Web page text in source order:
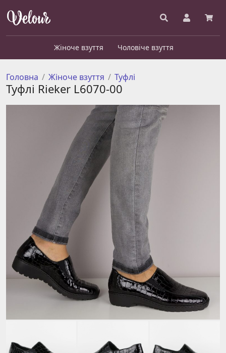
Жіноче взуття Чоловіче взуття
Головна Жіноче взуття Туфлі
Туфлі Rieker L6070-00